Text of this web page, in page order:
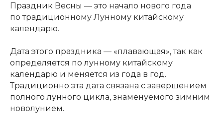
Праздник Весны — это начало нового года
по традиционному Лунному китайскому
календарю.
Дата этого праздника — «плавающая», так как
определяется по лунному китайскому
календарю и меняется из года в год.
Традиционно эта дата связана с завершением
полного лунного цикла, знаменуемого зимним
новолунием.